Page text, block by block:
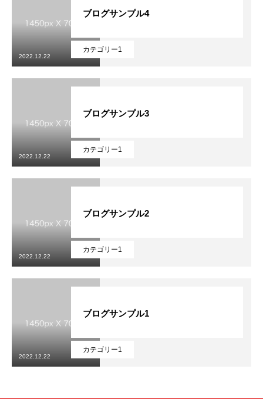
会社TOP
採用情報
カテゴリー1
ブログサンプル4
2022.12.22
カテゴリー1
ブログサンプル3
2022.12.22
カテゴリー1
ブログサンプル2
2022.12.22
カテゴリー1
ブログサンプル1
2022.12.22